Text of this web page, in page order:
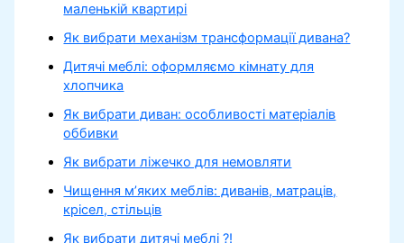
маленькій квартирі
Як вибрати механізм трансформації дивана?
Дитячі меблі: оформляємо кімнату для
хлопчика
Як вибрати диван: особливості матеріалів
оббивки
Як вибрати ліжечко для немовляти
Чищення м’яких меблів: диванів, матраців,
крісел, стільців
Як вибрати дитячі меблі ?!